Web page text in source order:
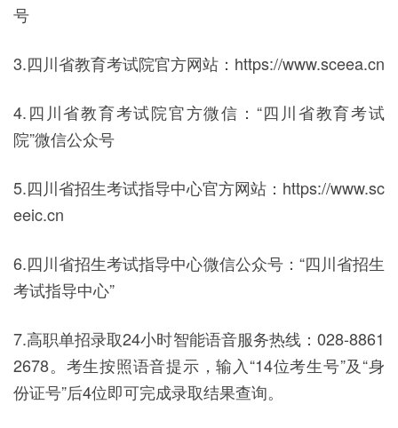
号
3.四川省教育考试院官方网站：https://www.sceea.cn
4.四川省教育考试院官方微信：“四川省教育考试
院”微信公众号
5.四川省招生考试指导中心官方网站：https://www.sc
eeic.cn
6.四川省招生考试指导中心微信公众号：“四川省招生
考试指导中心”
7.高职单招录取24小时智能语音服务热线：028-8861
2678。考生按照语音提示，输入“14位考生号”及“身
份证号”后4位即可完成录取结果查询。